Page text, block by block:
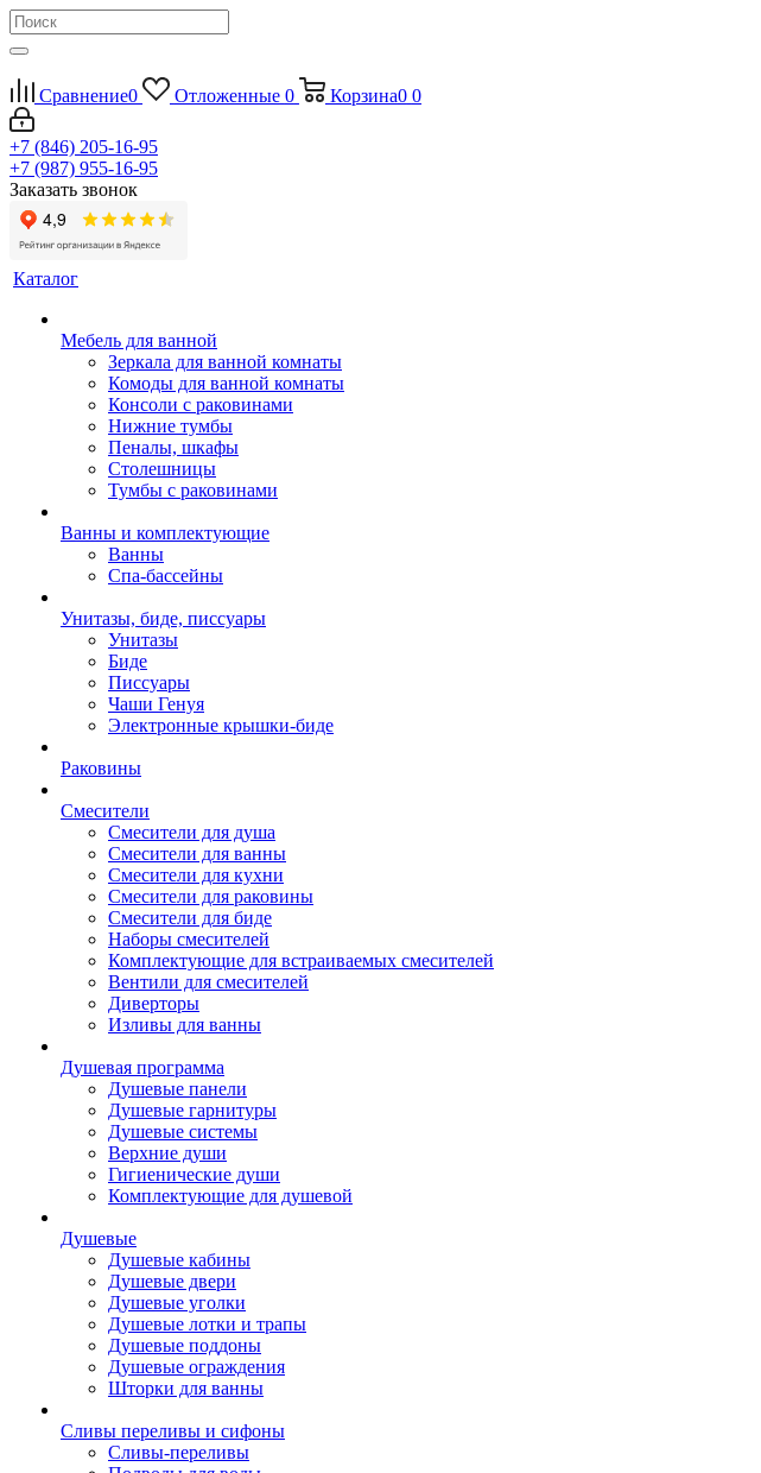
Сравнение0 Отложенные 0 Корзина0 0
+7 (846) 205-16-95
+7 (987) 955-16-95
Заказать звонок
Каталог
Мебель для ванной
Зеркала для ванной комнаты
Комоды для ванной комнаты
Консоли с раковинами
Нижние тумбы
Пеналы, шкафы
Столешницы
Тумбы с раковинами
Ванны и комплектующие
Ванны
Спа-бассейны
Унитазы, биде, писсуары
Унитазы
Биде
Писсуары
Чаши Генуя
Электронные крышки-биде
Раковины
Смесители
Смесители для душа
Смесители для ванны
Смесители для кухни
Смесители для раковины
Смесители для биде
Наборы смесителей
Комплектующие для встраиваемых смесителей
Вентили для смесителей
Диверторы
Изливы для ванны
Душевая программа
Душевые панели
Душевые гарнитуры
Душевые системы
Верхние души
Гигиенические души
Комплектующие для душевой
Душевые
Душевые кабины
Душевые двери
Душевые уголки
Душевые лотки и трапы
Душевые поддоны
Душевые ограждения
Шторки для ванны
Сливы переливы и сифоны
Сливы-переливы